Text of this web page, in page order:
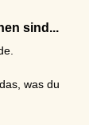
sind...
was du